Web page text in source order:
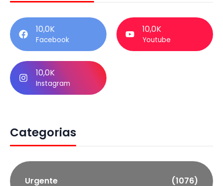
10,0K
Facebook
10,0K
Youtube
10,0K
Instagram
Categorias
Urgente (1076)